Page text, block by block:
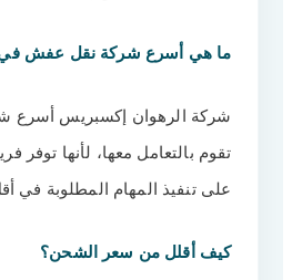
ما هي أسرع شركة نقل عفش في
شركة الرهوان إكسبريس أسرع
تقوم بالتعامل معها، لأنها
على تنفيذ المهام المطلوبة في
كيف أقلل من سعر الشحن؟